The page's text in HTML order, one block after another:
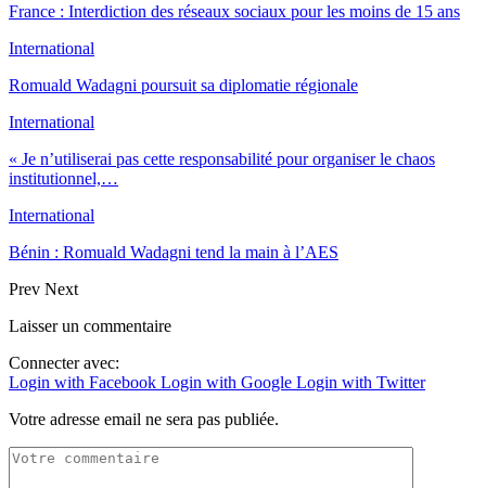
France : Interdiction des réseaux sociaux pour les moins de 15 ans
International
Romuald Wadagni poursuit sa diplomatie régionale
International
« Je n’utiliserai pas cette responsabilité pour organiser le chaos
institutionnel,…
International
Bénin : Romuald Wadagni tend la main à l’AES
Prev Next
Laisser un commentaire
Connecter avec:
Login with Facebook Login with Google Login with Twitter
Votre adresse email ne sera pas publiée.